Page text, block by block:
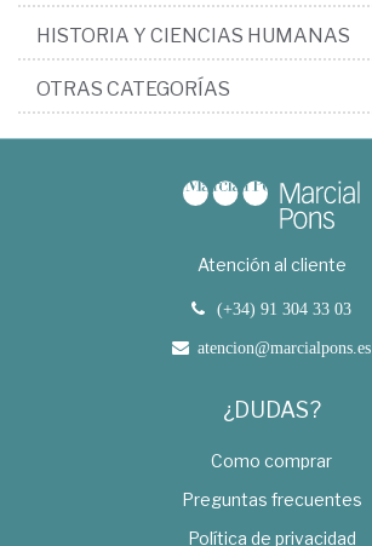
HISTORIA Y CIENCIAS HUMANAS
OTRAS CATEGORÍAS
Atención al cliente
(+34) 91 304 33 03
atencion@marcialpons.es
¿DUDAS?
Como comprar
Preguntas frecuentes
Política de privacidad